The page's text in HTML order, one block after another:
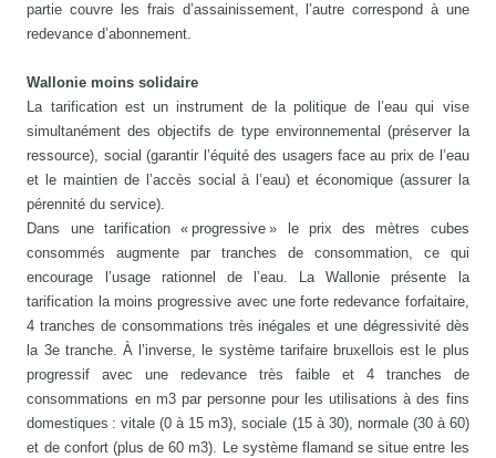
partie couvre les frais d’assainissement, l’autre correspond à une
redevance d’abonnement.
Wallonie moins solidaire
La tarification est un instrument de la politique de l’eau qui vise
simultanément des objectifs de type environnemental (préserver la
ressource), social (garantir l’équité des usagers face au prix de l’eau
et le maintien de l’accès social à l’eau) et économique (assurer la
pérennité du service).
Dans une tarification « progressive » le prix des mètres cubes
consommés augmente par tranches de consommation, ce qui
encourage l’usage rationnel de l’eau. La Wallonie présente la
tarification la moins progressive avec une forte redevance forfaitaire,
4 tranches de consommations très inégales et une dégressivité dès
la 3e tranche. À l’inverse, le système tarifaire bruxellois est le plus
progressif avec une redevance très faible et 4 tranches de
consommations en m3 par personne pour les utilisations à des fins
domestiques : vitale (0 à 15 m3), sociale (15 à 30), normale (30 à 60)
et de confort (plus de 60 m3). Le système flamand se situe entre les